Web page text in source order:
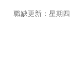
職缺更新：星期四